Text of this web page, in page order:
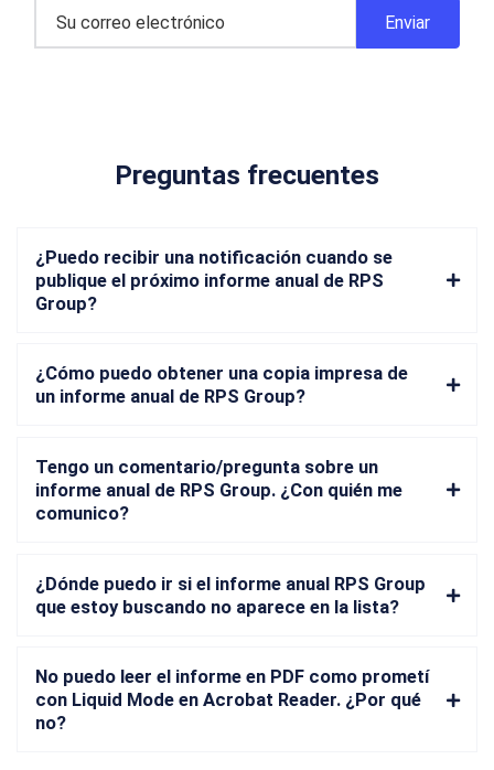
Preguntas frecuentes
¿Puedo recibir una notificación cuando se
publique el próximo informe anual de RPS
Group?
¿Cómo puedo obtener una copia impresa de
un informe anual de RPS Group?
Tengo un comentario/pregunta sobre un
informe anual de RPS Group. ¿Con quién me
comunico?
¿Dónde puedo ir si el informe anual RPS Group
que estoy buscando no aparece en la lista?
No puedo leer el informe en PDF como prometí
con Liquid Mode en Acrobat Reader. ¿Por qué
no?